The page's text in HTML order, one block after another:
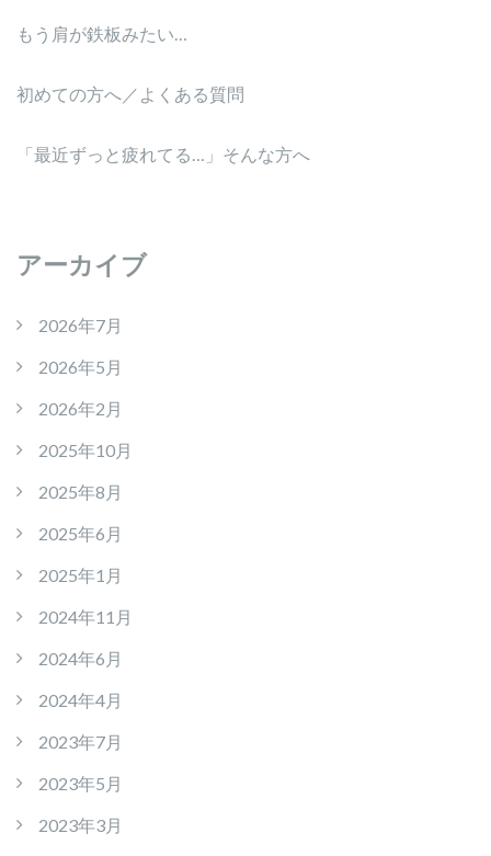
もう肩が鉄板みたい…
初めての方へ／よくある質問
「最近ずっと疲れてる…」そんな方へ
アーカイブ
2026年7月
2026年5月
2026年2月
2025年10月
2025年8月
2025年6月
2025年1月
2024年11月
2024年6月
2024年4月
2023年7月
2023年5月
2023年3月